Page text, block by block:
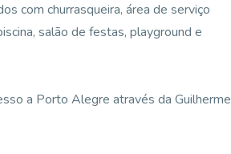
com churrasqueira, área de serviço
salão de festas, playground e
a Porto Alegre através da Guilherme